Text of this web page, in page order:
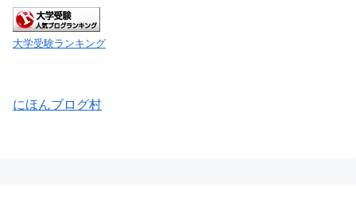
大学受験ランキング
にほんブログ村